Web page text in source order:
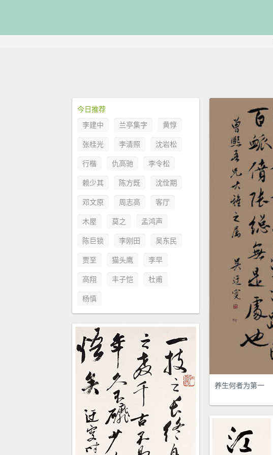
今日推荐
李建中
兰亭集字 黄惇
张桂光 李清照 沈岩松
行楷 仇高驰 李令松
赖少其 陈方既 沈佺期
邓文原 周志高 客厅
木屋 莫之 孟鸿声
陈巨锁 李刚田 吴东民
贾至 猫头鹰 李早
高翔 丰子恺 杜甫
杨慎
养生何者为第一